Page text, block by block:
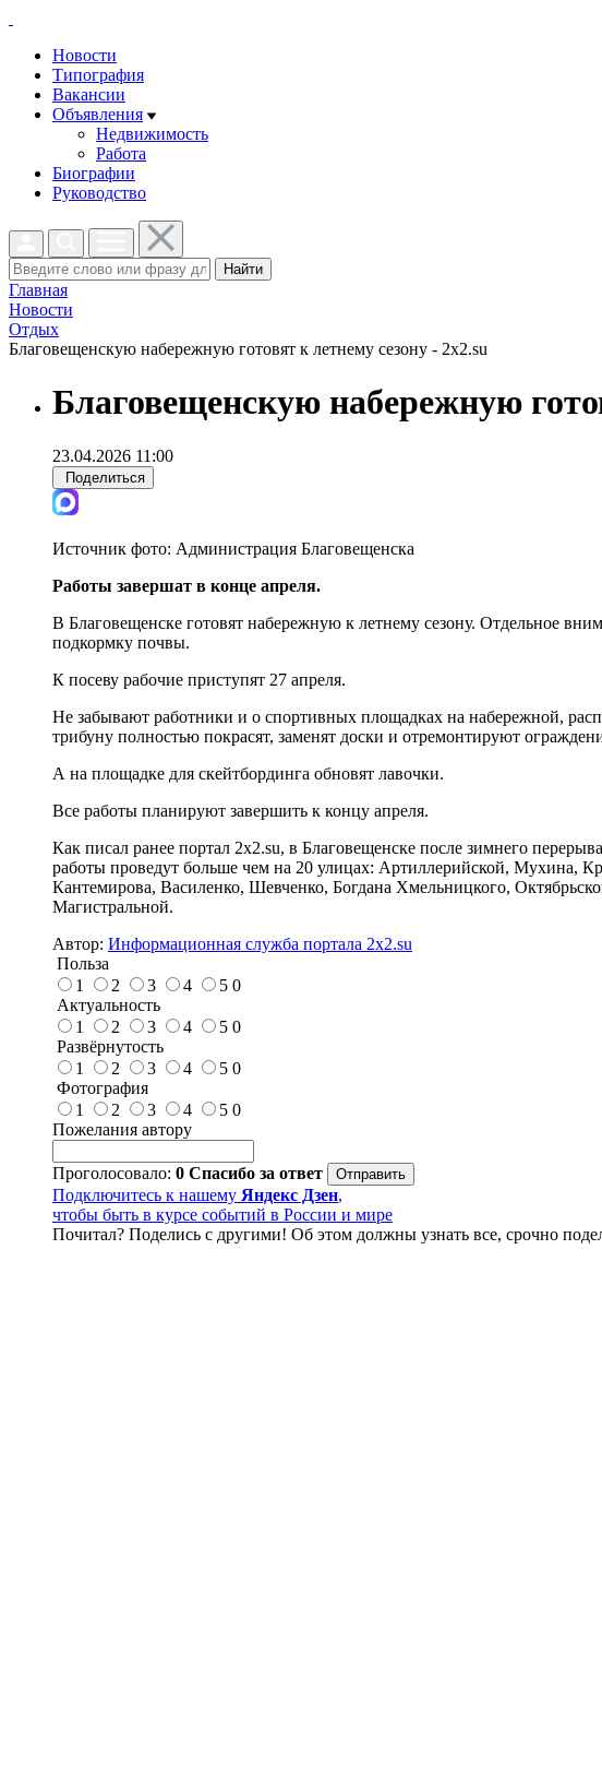
Новости
Типография
Вакансии
Объявления
Недвижимость
Работа
Биографии
Руководство
Найти
Главная
Новости
Отдых
Благовещенскую набережную готовят к летнему сезону - 2x2.su
Благовещенскую набережную
23.04.2026 11:00
Поделиться
Источник фото: Администрация Благовещенска
Работы завершат в конце апреля.
В Благовещенске готовят набережную к летнему сезону. Отдельное
подкормку почвы.
К посеву рабочие приступят 27 апреля.
Не забывают работники и о спортивных площадках на набережной,
трибуну полностью покрасят, заменят доски и отремонтируют
А на площадке для скейтбординга обновят лавочки.
Все работы планируют завершить к концу апреля.
Как писал ранее портал 2х2.su, в Благовещенске после зимнего
работы проведут больше чем на 20 улицах: Артиллерийской, Мухина,
Кантемирова, Василенко, Шевченко, Богдана Хмельницкого,
Магистральной.
Автор: Информационная служба портала 2x2.su
Польза
1
2 3 4 5 0
Актуальность
1
2 3 4 5 0
Развёрнутость
1
2 3 4 5 0
Фотография
1
2 3 4 5 0
Пожелания автору
Проголосовало: 0 Спасибо за ответ
Подключитесь к нашему Яндекс Дзен,
чтобы быть в курсе событий в России и мире
Почитал? Поделись с другими! Об этом должны узнать все, срочно